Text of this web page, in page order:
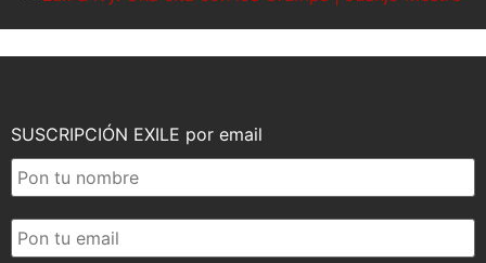
SUSCRIPCIÓN EXILE por email